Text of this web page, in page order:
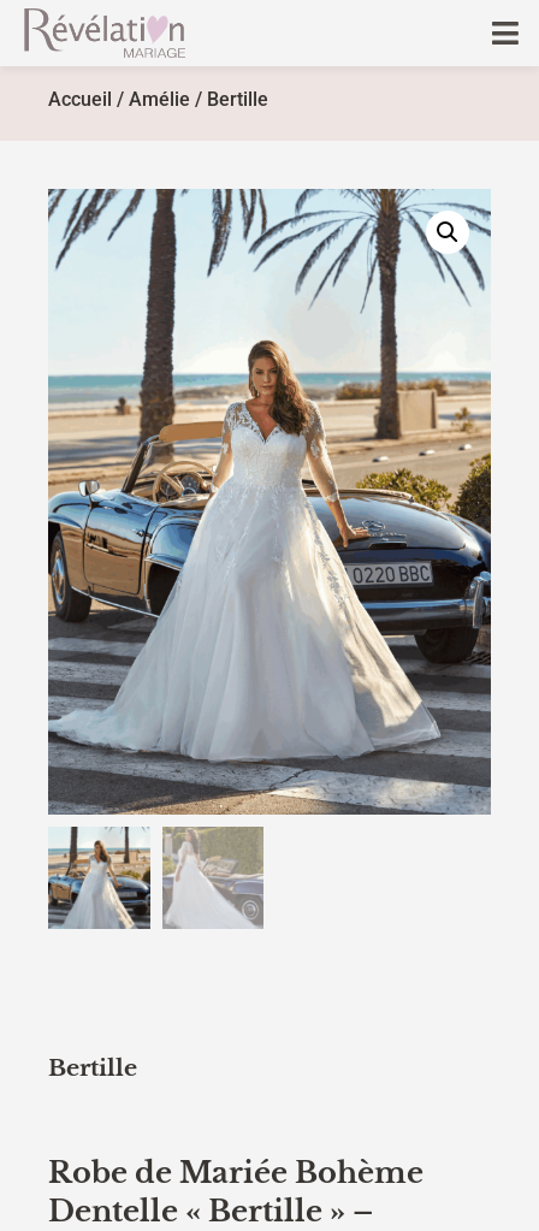
Accueil / Amélie / Bertille
Bertille
Robe de Mariée Bohème
Dentelle « Bertille » –